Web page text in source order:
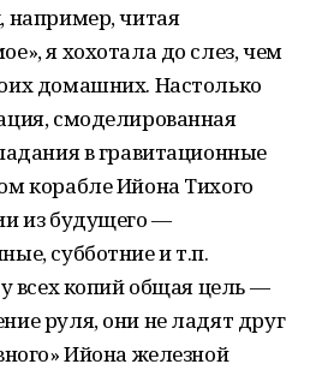
например, читая
я хохотала до слез, чем
домашних. Настолько
смоделированная
в гравитационные
корабле Ийона Тихого
из будущего —
субботние и т.п.
всех копий общая цель —
руля, они не ладят друг
Ийона железной